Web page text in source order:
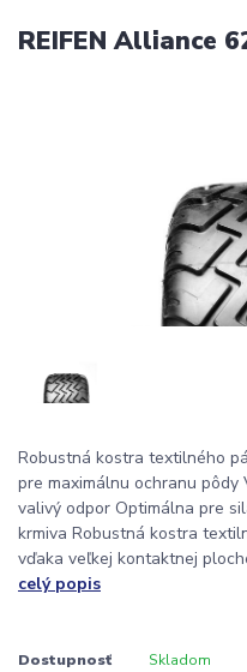
REIFEN Alliance
Robustná kostra textilného
pre maximálnu ochranu
valivý odpor Optimálna pre
krmiva Robustná kostra
vďaka veľkej kontaktnej
celý popis
Dostupnosť Skladom